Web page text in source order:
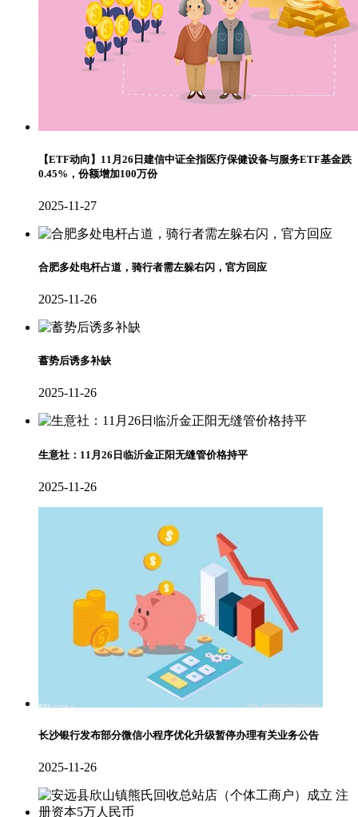
【ETF动向】11月26日建信中证全指医疗保健设备与服务ETF基金跌
0.45%，份额增加100万份
2025-11-27
合肥多处电杆占道，骑行者需左躲右闪，官方回应
2025-11-26
蓄势后诱多补缺
2025-11-26
生意社：11月26日临沂金正阳无缝管价格持平
2025-11-26
长沙银行发布部分微信小程序优化升级暂停办理有关业务公告
2025-11-26